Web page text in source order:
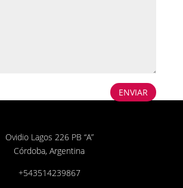
ENVIAR
Ovidio Lagos 226 PB “A”
Córdoba, Argentina
+543514239867